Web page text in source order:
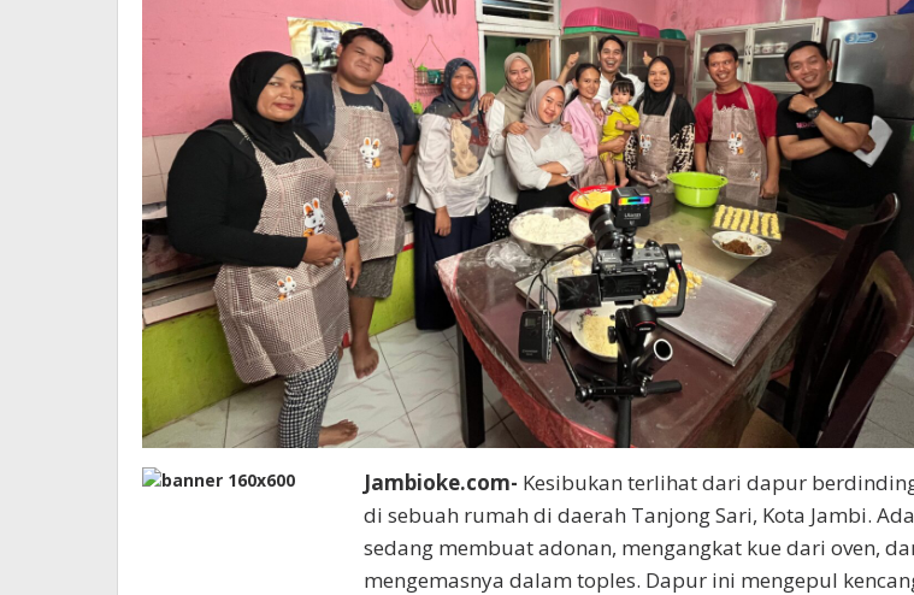
Jambioke.com- Kesibukan terlihat dari dapur berdinding
di sebuah rumah di daerah Tanjong Sari, Kota Jambi.
sedang membuat adonan, mengangkat kue dari oven,
mengemasnya dalam toples. Dapur ini mengepul